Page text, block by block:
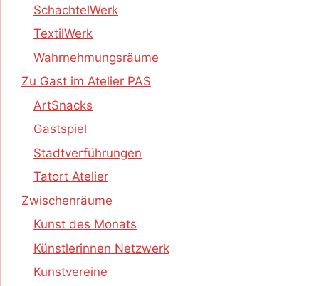
SchachtelWerk
TextilWerk
Wahrnehmungsräume
Zu Gast im Atelier PAS
ArtSnacks
Gastspiel
Stadtverführungen
Tatort Atelier
Zwischenräume
Kunst des Monats
Künstlerinnen Netzwerk
Kunstvereine